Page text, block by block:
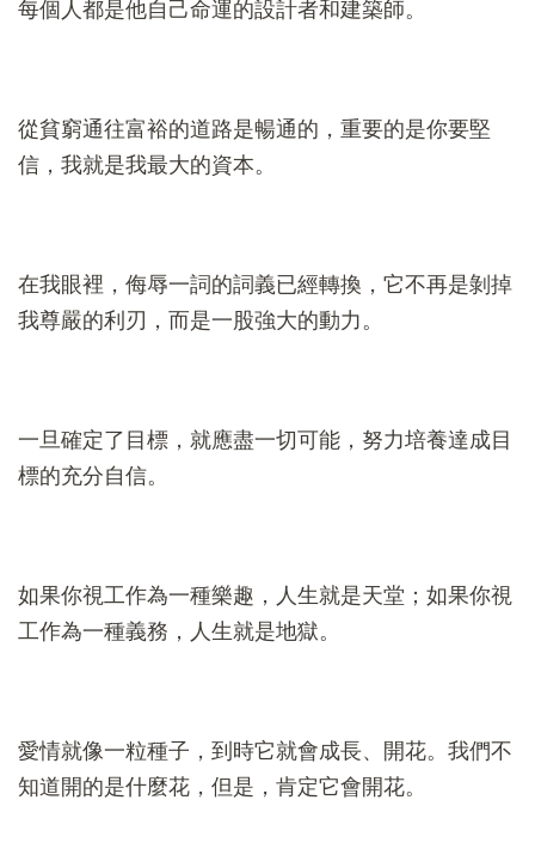
每個人都是他自己命運的設計者和建築師。
從貧窮通往富裕的道路是暢通的，重要的是你要堅
信，我就是我最大的資本。
在我眼裡，侮辱一詞的詞義已經轉換，它不再是剝掉
我尊嚴的利刃，而是一股強大的動力。
一旦確定了目標，就應盡一切可能，努力培養達成目
標的充分自信。
如果你視工作為一種樂趣，人生就是天堂；如果你視
工作為一種義務，人生就是地獄。
愛情就像一粒種子，到時它就會成長、開花。我們不
知道開的是什麼花，但是，肯定它會開花。